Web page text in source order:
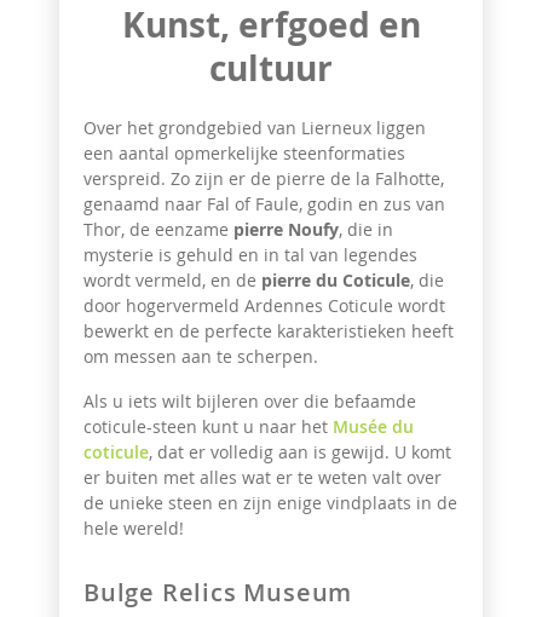
Kunst, erfgoed en
cultuur
Over het grondgebied van Lierneux liggen
een aantal opmerkelijke steenformaties
verspreid. Zo zijn er de pierre de la Falhotte,
genaamd naar Fal of Faule, godin en zus van
Thor, de eenzame pierre Noufy, die in
mysterie is gehuld en in tal van legendes
wordt vermeld, en de pierre du Coticule, die
door hogervermeld Ardennes Coticule wordt
bewerkt en de perfecte karakteristieken heeft
om messen aan te scherpen.
Als u iets wilt bijleren over die befaamde
coticule-steen kunt u naar het Musée du
coticule, dat er volledig aan is gewijd. U komt
er buiten met alles wat er te weten valt over
de unieke steen en zijn enige vindplaats in de
hele wereld!
Bulge Relics Museum